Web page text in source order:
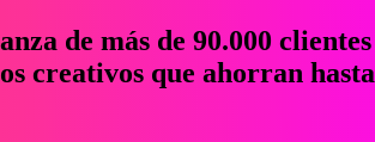
de más de 90.000 clientes
creativos que ahorran hasta